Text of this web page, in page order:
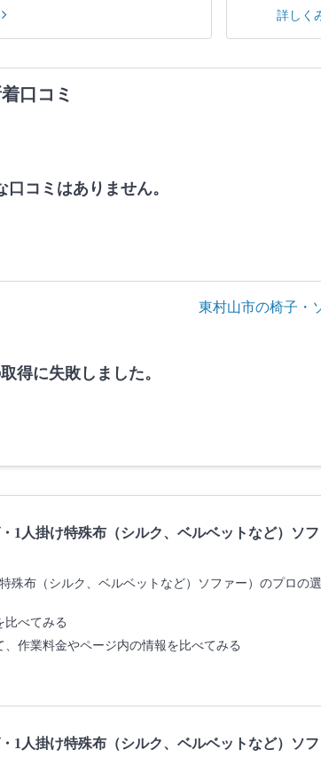
詳しく
口コミ
口コミはありません。
東村山市の椅子・
得に失敗しました。
人掛け特殊布（シルク、ベルベットなど）ソ
布（シルク、ベルベットなど）ソファー）のプロの
比べてみる
、作業料金やページ内の情報を比べてみる
人掛け特殊布（シルク、ベルベットなど）ソ